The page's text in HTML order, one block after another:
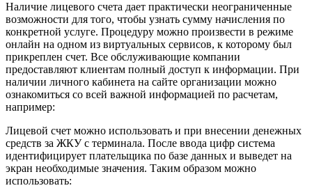
Наличие лицевого счета дает практически неограниченные
возможности для того, чтобы узнать сумму начисления по
конкретной услуге. Процедуру можно произвести в режиме
онлайн на одном из виртуальных сервисов, к которому был
прикреплен счет. Все обслуживающие компании
предоставляют клиентам полный доступ к информации. При
наличии личного кабинета на сайте организации можно
ознакомиться со всей важной информацией по расчетам,
например:
Лицевой счет можно использовать и при внесении денежных
средств за ЖКУ с терминала. После ввода цифр система
идентифицирует плательщика по базе данных и выведет на
экран необходимые значения. Таким образом можно
использовать: